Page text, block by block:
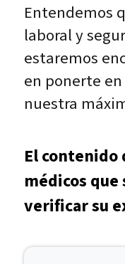
Entendemos
laboral y
estaremos
en ponerte
nuestra
El contenido
médicos
verificar su